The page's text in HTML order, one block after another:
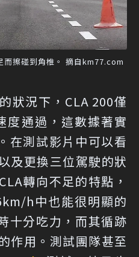
擦碰到角椎。 摘自km77.com
狀況下，CLA 200僅
通過，這數據著實
在測試影片中可以看
及更換三位駕駛的狀
轉向不足的特點，
h中也能很明顯的
十分吃力，而其循跡
作用。測試團隊甚至